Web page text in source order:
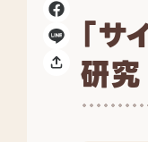
「
研究